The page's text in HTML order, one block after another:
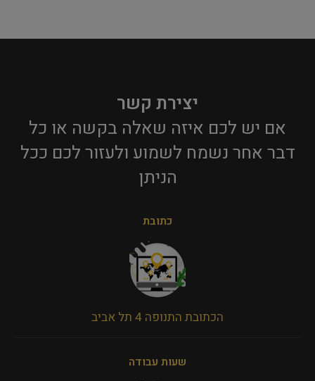
יצירת קשר
אם יש לכם איזה שאלה בקשה או כל
דבר אחר נשמח לשמוע ולעזור לכם ככל
הניתן​
כתובת
הכתובת התנופה 4 תל אביב
שעות עבודה